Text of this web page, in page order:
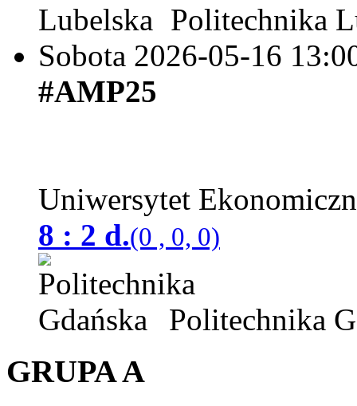
Politechnika
Sobota 2026-05-16
#AMP25
Uniwersytet
8 : 2 d.(0 , 0, 0)
Politechnika
GRUPA A